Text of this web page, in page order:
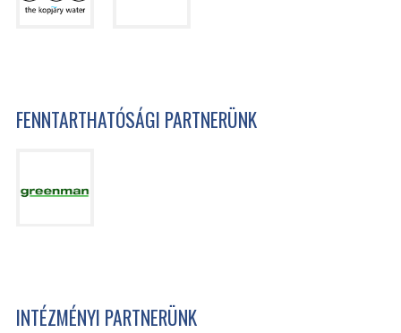
FENNTARTHATÓSÁGI PARTNERÜNK
INTÉZMÉNYI PARTNERÜNK